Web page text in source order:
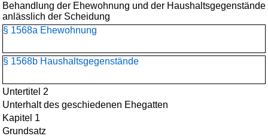
Behandlung der Ehewohnung und der Haushaltsgegenstände
anlässlich der Scheidung
§ 1568a Ehewohnung
§ 1568b Haushaltsgegenstände
Untertitel 2
Unterhalt des geschiedenen Ehegatten
Kapitel 1
Grundsatz